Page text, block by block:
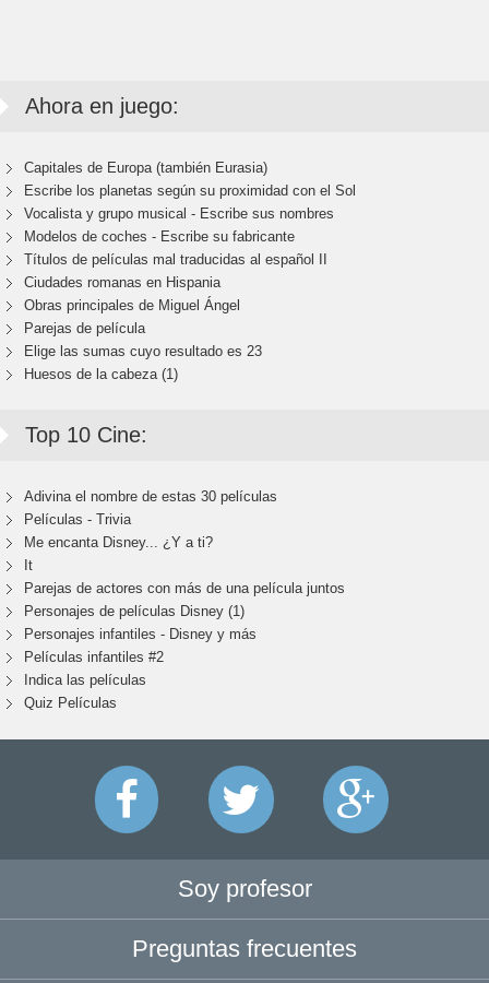
Ahora en juego:
Capitales de Europa (también Eurasia)
Escribe los planetas según su proximidad con el Sol
Vocalista y grupo musical - Escribe sus nombres
Modelos de coches - Escribe su fabricante
Títulos de películas mal traducidas al español II
Ciudades romanas en Hispania
Obras principales de Miguel Ángel
Parejas de película
Elige las sumas cuyo resultado es 23
Huesos de la cabeza (1)
Top 10 Cine:
Adivina el nombre de estas 30 películas
Películas - Trivia
Me encanta Disney... ¿Y a ti?
It
Parejas de actores con más de una película juntos
Personajes de películas Disney (1)
Personajes infantiles - Disney y más
Películas infantiles #2
Indica las películas
Quiz Películas
Soy profesor
Preguntas frecuentes